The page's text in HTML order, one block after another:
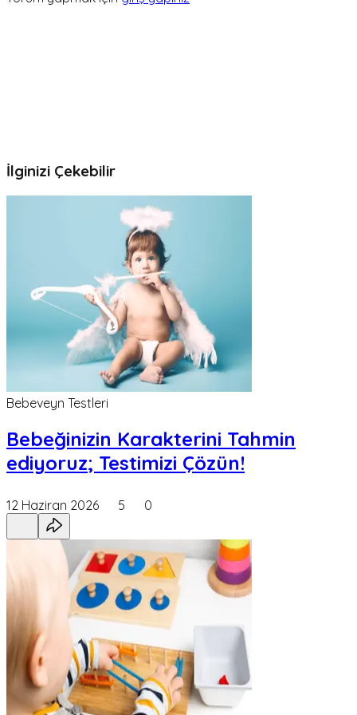
İlginizi Çekebilir
Bebeveyn Testleri
Bebeğinizin Karakterini Tahmin
ediyoruz; Testimizi Çözün!
12 Haziran 2026 5 0